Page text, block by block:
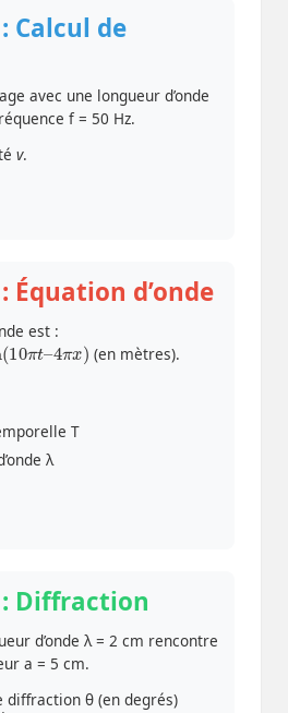
Calcul de
avec une longueur d’onde
f = 50 Hz.
v.
Équation d’onde
est :
πt –4π x
(en mètres).
T
λ
: Diffraction
d’onde λ = 2 cm rencontre
a = 5 cm.
diffraction θ (en degrés)